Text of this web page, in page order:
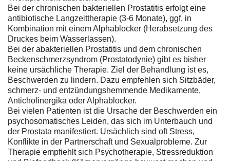
Bei der chronischen bakteriellen Prostatitis erfolgt eine
antibiotische Langzeittherapie (3-6 Monate), ggf. in
Kombination mit einem Alphablocker (Herabsetzung des
Druckes beim Wasserlassen).
Bei der abakteriellen Prostatitis und dem chronischen
Beckenschmerzsyndrom (Prostatodynie) gibt es bisher
keine ursächliche Therapie. Ziel der Behandlung ist es,
Beschwerden zu lindern. Dazu empfehlen sich Sitzbäder,
schmerz- und entzündungshemmende Medikamente,
Anticholinergika oder Alphablocker.
Bei vielen Patienten ist die Ursache der Beschwerden ein
psychosomatisches Leiden, das sich im Unterbauch und
der Prostata manifestiert. Ursächlich sind oft Stress,
Konflikte in der Partnerschaft und Sexualprobleme. Zur
Therapie empfiehlt sich Psychotherapie, Stressreduktion